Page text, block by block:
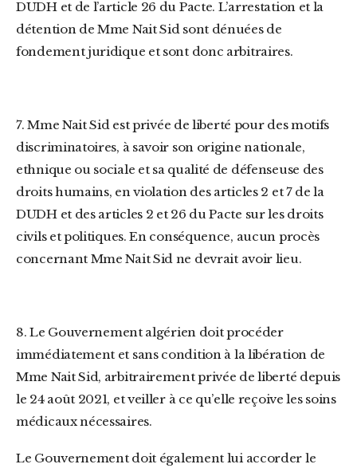
DUDH et de l’article 26 du Pacte. L’arrestation et la
détention de Mme Nait Sid sont dénuées de
fondement juridique et sont donc arbitraires.
7. Mme Nait Sid est privée de liberté pour des motifs
discriminatoires, à savoir son origine nationale,
ethnique ou sociale et sa qualité de défenseuse des
droits humains, en violation des articles 2 et 7 de la
DUDH et des articles 2 et 26 du Pacte sur les droits
civils et politiques. En conséquence, aucun procès
concernant Mme Nait Sid ne devrait avoir lieu.
8. Le Gouvernement algérien doit procéder
immédiatement et sans condition à la libération de
Mme Nait Sid, arbitrairement privée de liberté depuis
le 24 août 2021, et veiller à ce qu’elle reçoive les soins
médicaux nécessaires.
Le Gouvernement doit également lui accorder le